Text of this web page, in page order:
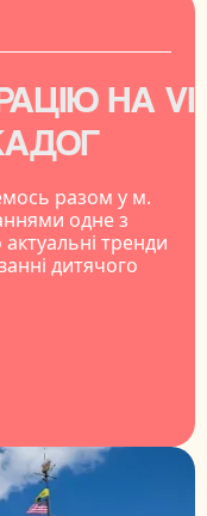
НА VI
разом у м.
одне з
тренди
дитячого